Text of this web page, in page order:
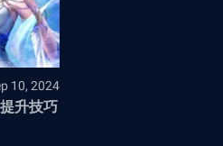
10, 2024
升技巧